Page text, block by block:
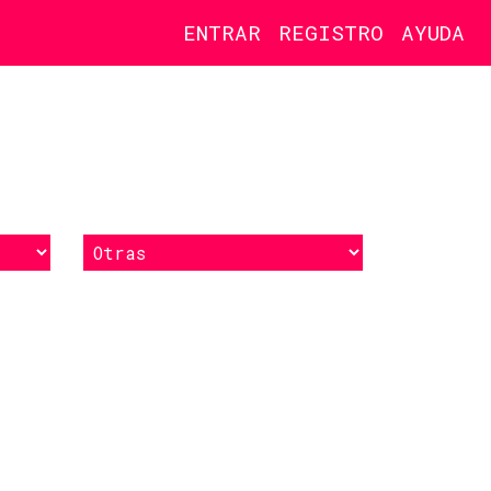
ENTRAR REGISTRO AYUDA